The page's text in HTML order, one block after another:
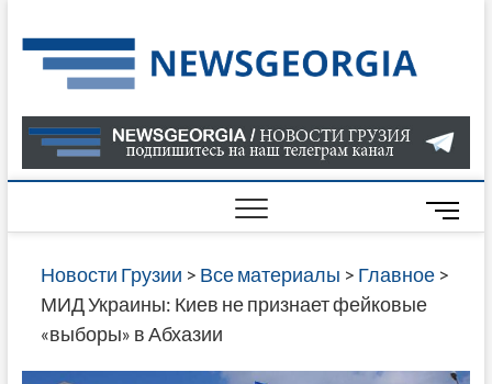
to
content
О
В
ГРУЗИИ
САЙТЕ
M
e
n
Новости Грузии > Все материалы > Главное>
МИД Украины: Киев не признает фейковые
«выборы» в Абхазии